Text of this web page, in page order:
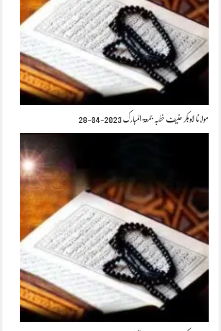
مولانا ابوبکر حنیف خطبہ جمعۃ المبارک 2023-04-28